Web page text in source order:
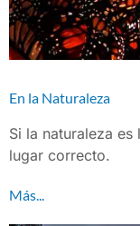
En la Naturaleza
Si la naturaleza
lugar correcto.
Más...